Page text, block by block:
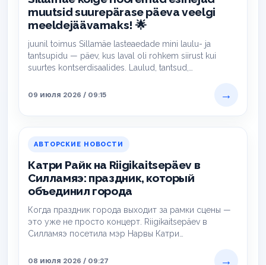
muutsid suurepärase päeva veelgi
meeldejäävamaks! 🌟
juunil toimus Sillamäe lasteaedade mini laulu- ja
tantsupidu — päev, kus laval oli rohkem siirust kui
suurtes kontserdisaalides. Laulud, tantsud,…
09 июля 2026 / 09:15 →
АВТОРСКИЕ НОВОСТИ
Катри Райк на Riigikaitsepäev в
Силламяэ: праздник, который
объединил города
Когда праздник города выходит за рамки сцены —
это уже не просто концерт. Riigikaitsepäev в
Силламяэ посетила мэр Нарвы Катри…
08 июля 2026 / 09:27 →